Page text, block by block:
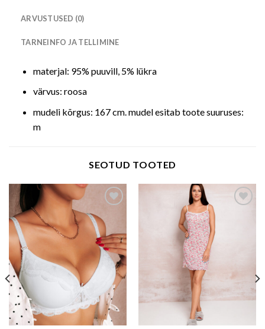
ARVUSTUSED (0)
TARNEINFO JA TELLIMINE
materjal: 95% puuvill, 5% lükra
värvus: roosa
mudeli kõrgus: 167 cm. mudel esitab toote suuruses:
m
SEOTUD TOOTED
Add to wishlist Add to wishlist